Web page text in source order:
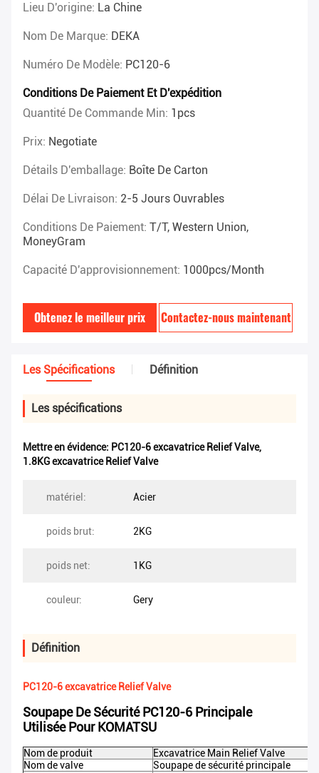
Lieu D'origine: La Chine
Nom De Marque: DEKA
Numéro De Modèle: PC120-6
Conditions De Paiement Et D'expédition
Quantité De Commande Min: 1pcs
Prix: Negotiate
Détails D'emballage: Boîte De Carton
Délai De Livraison: 2-5 Jours Ouvrables
Conditions De Paiement: T/T, Western Union,
MoneyGram
Capacité D'approvisionnement: 1000pcs/month
Obtenez le meilleur prix Contactez-nous maintenant
Les Spécifications Définition
Les spécifications
Mettre en évidence: PC120-6 excavatrice Relief Valve,
1.8KG excavatrice Relief Valve
matériel: Acier
poids brut: 2KG
poids net: 1KG
couleur: Gery
Définition
PC120-6 excavatrice Relief Valve
Soupape De Sécurité PC120-6 Principale
Utilisée Pour KOMATSU
Nom de produit
Excavatrice Main Relief Valve
Nom de valve
Soupape de sécurité principale